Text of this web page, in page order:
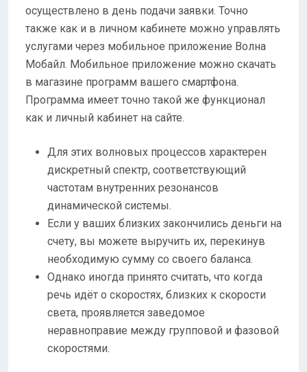
осуществлено в день подачи заявки. Точно
также как и в личном кабинете можно управлять
услугами через мобильное приложение Волна
Мобайл. Мобильное приложение можно скачать
в магазине программ вашего смартфона.
Программа имеет точно такой же функционал
как и личный кабинет на сайте.
Для этих волновых процессов характерен
дискретный спектр, соответствующий
частотам внутренних резонансов
динамической системы.
Если у ваших близких закончились деньги на
счету, вы можете выручить их, перекинув
необходимую сумму со своего баланса.
Однако иногда принято считать, что когда
речь идёт о скоростях, близких к скорости
света, проявляется заведомое
неравноправие между групповой и фазовой
скоростями.